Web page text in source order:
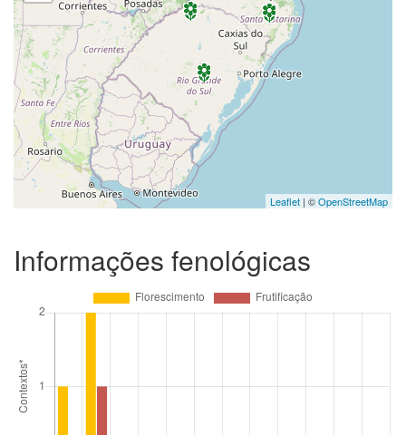
Leaflet | ©OpenStreetMap
Informações fenológicas